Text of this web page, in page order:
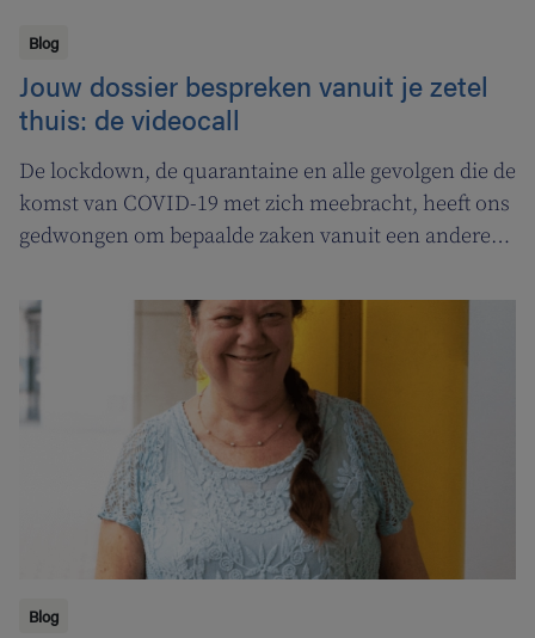
nodige ademruimte te geven zodat ze nog beter voor
hun klanten kunnen zorgen.
Blog
Jouw dossier bespreken vanuit je zetel
thuis: de videocall
De lockdown, de quarantaine en alle gevolgen die de
komst van COVID-19 met zich meebracht, heeft ons
gedwongen om bepaalde zaken vanuit een andere
versnelling in projecten die in de pijplijn zaten. En
ja, ook vaak met een positieve uitkomst. Een
uitstekend voorbeeld daarvan is de komst van de
videocall als extra service naar onze klanten toe.
Blog